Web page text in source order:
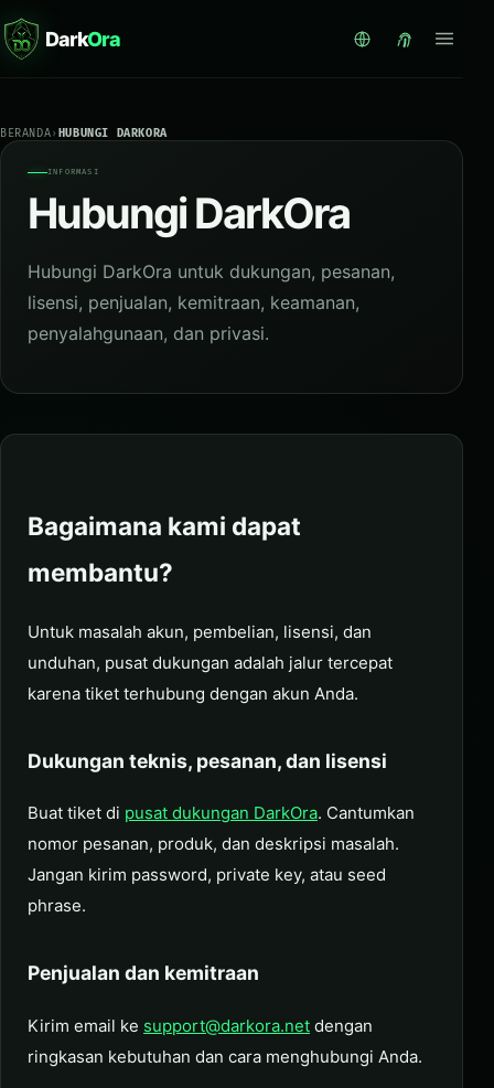
DarkOra
BERANDA› HUBUNGI DARKORA
INFORMASI
Hubungi DarkOra
Hubungi DarkOra untuk dukungan, pesanan,
lisensi, penjualan, kemitraan, keamanan,
penyalahgunaan, dan privasi.
Bagaimana kami dapat
membantu?
Untuk masalah akun, pembelian, lisensi, dan
unduhan, pusat dukungan adalah jalur tercepat
karena tiket terhubung dengan akun Anda.
Dukungan teknis, pesanan, dan lisensi
Buat tiket di pusat dukungan DarkOra. Cantumkan
nomor pesanan, produk, dan deskripsi masalah.
Jangan kirim password, private key, atau seed
phrase.
Penjualan dan kemitraan
Kirim email ke support@darkora.net dengan
ringkasan kebutuhan dan cara menghubungi Anda.